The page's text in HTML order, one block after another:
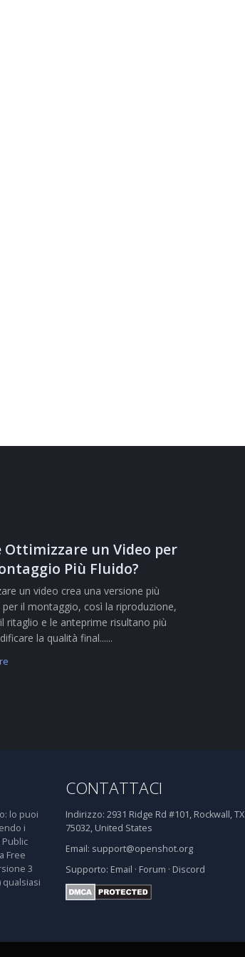
Ottimizzare un Video per
Più Fluido?
un video crea una versione più
il montaggio, così la riproduzione,
ritaglio e le anteprime risultano più
la qualità final......
lo puoi
i
Free
3
qualsiasi
CONTATTACI
Indirizzo: 2931 Ridge Rd #101, Rockwall, TX
75032, United States
Email: support@openshot.org
Supporto: Email · Forum · Discord